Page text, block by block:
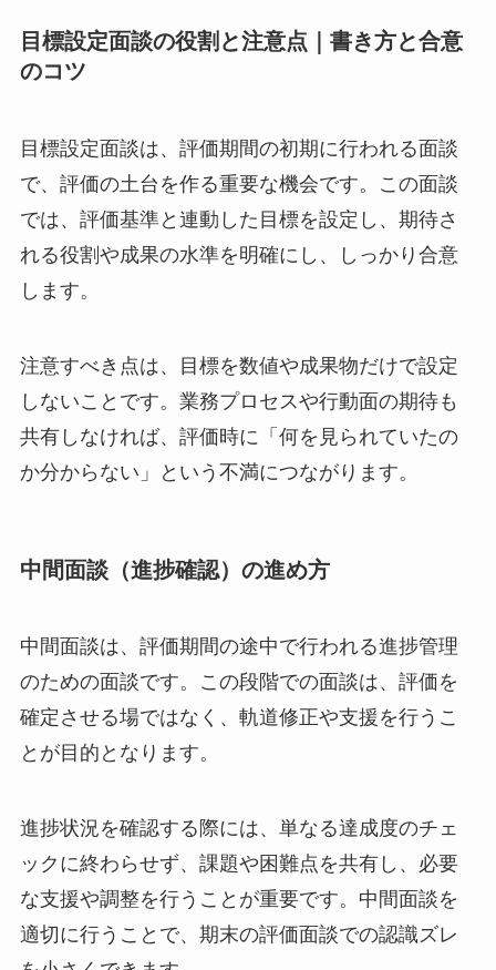
目標設定面談の役割と注意点｜書き方と合意
のコツ
目標設定面談は、評価期間の初期に行われる面談
で、評価の土台を作る重要な機会です。この面談
では、評価基準と連動した目標を設定し、期待さ
れる役割や成果の水準を明確にし、しっかり合意
します。
注意すべき点は、目標を数値や成果物だけで設定
しないことです。業務プロセスや行動面の期待も
共有しなければ、評価時に「何を見られていたの
か分からない」という不満につながります。
中間面談（進捗確認）の進め方
中間面談は、評価期間の途中で行われる進捗管理
のための面談です。この段階での面談は、評価を
確定させる場ではなく、軌道修正や支援を行うこ
とが目的となります。
進捗状況を確認する際には、単なる達成度のチェ
ックに終わらせず、課題や困難点を共有し、必要
な支援や調整を行うことが重要です。中間面談を
適切に行うことで、期末の評価面談での認識ズレ